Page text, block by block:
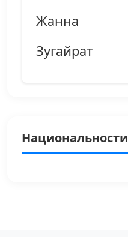
Жанна
Зугайрат
Национальности